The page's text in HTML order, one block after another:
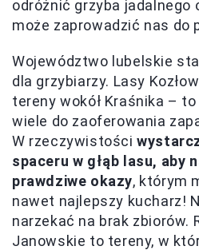
odróżnić grzyba jadalnego
może zaprowadzić nas do
Województwo lubelskie
dla grzybiarzy. Lasy
tereny wokół Kraśnika –
wiele do zaoferowania
W rzeczywistości
spaceru w głąb lasu, aby
prawdziwe okazy, którym
nawet najlepszy kucharz!
narzekać na brak zbiorów.
Janowskie to tereny, w